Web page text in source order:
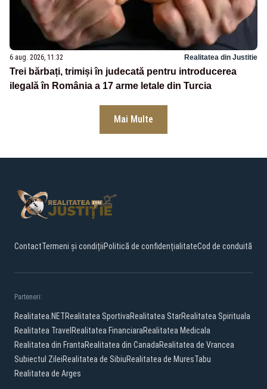
6 aug. 2026, 11:32 Realitatea din Justitie
Trei bărbați, trimiși în judecată pentru introducerea
ilegală în România a 17 arme letale din Turcia
Mai Multe
ContactTermeni și condițiiPolitică de confidențialitateCod de conduită
Parteneri:
Realitatea.NETRealitatea SportivaRealitatea StarRealitatea Spirituala
Realitatea Travel Realitatea FinanciaraRealitatea Medicala
Realitatea din FrantaRealitatea din CanadaRealitatea de Vrancea
Subiectul ZileiRealitatea de SibiuRealitatea de MuresTabu
Realitatea de Arges